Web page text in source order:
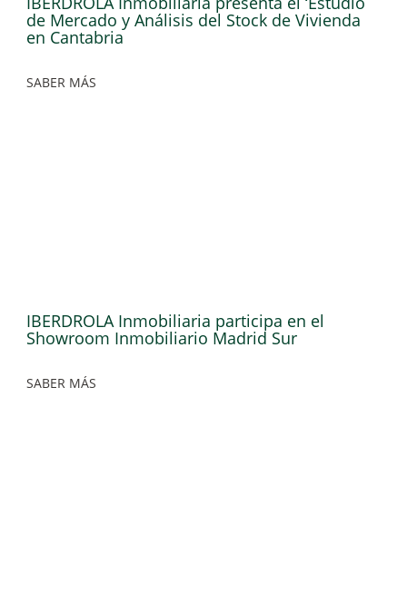
de Mercado y Análisis del Stock de Vivienda
en Cantabria
SABER MÁS
IBERDROLA Inmobiliaria participa en el
Showroom Inmobiliario Madrid Sur
SABER MÁS